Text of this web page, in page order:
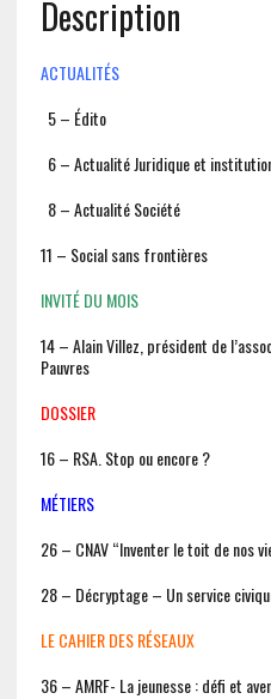
Description
ACTUALITÉS
5 – Édito
6 – Actualité Juridique et
8 – Actualité Société
11 – Social sans frontières
INVITÉ DU MOIS
14 – Alain Villez, président de
Pauvres
DOSSIER
16 – RSA. Stop ou encore ?
MÉTIERS
26 – CNAV “Inventer le toit de nos
28 – Décryptage – Un service
LE CAHIER DES RÉSEAUX
36 – AMRF- La jeunesse : défi et